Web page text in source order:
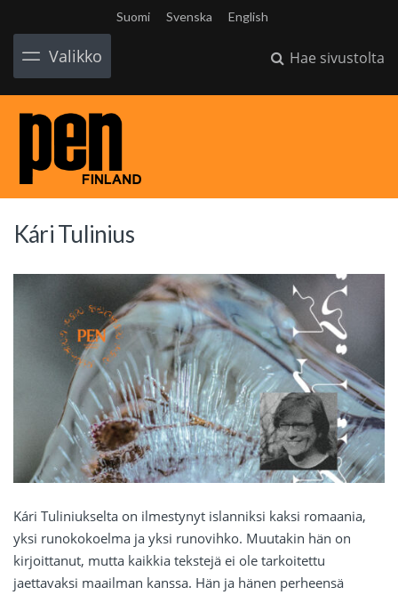
Suomi Svenska English
Valikko Hae sivustolta
Kári Tulinius
Kári Tuliniukselta on ilmestynyt islanniksi kaksi romaania,
yksi runokokoelma ja yksi runovihko. Muutakin hän on
kirjoittanut, mutta kaikkia tekstejä ei ole tarkoitettu
jaettavaksi maailman kanssa. Hän ja hänen perheensä